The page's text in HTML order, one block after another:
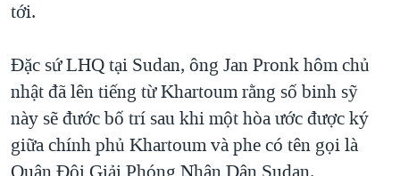
Đi
"Tìm"NGƯỜI VIỆT HẢI NGOẠI
ĐỜI SỐNG
KINH TẾ
KHOA HỌC
HÀNH TRÌNH BẦU CỬ 2024
MỘT NĂM CHIẾN TRANH TẠI DẢI GAZA
GIẢI MÃ VÀNH ĐAI & CON ĐƯỜNG
NGÀY TỊ NẠN THẾ GIỚI
HỌC TIẾNG ANH
VIDEO
NGHE
MẠNG XÃ HỘI
tới.
Đặc sứ LHQ tại Sudan, ông Jan Pronk hôm chủ
nhật đã lên tiếng từ Khartoum rằng số binh sỹ
này sẽ đước bố trí sau khi một hòa ước được ký
giữa chính phủ Khartoum và phe có tên gọi là